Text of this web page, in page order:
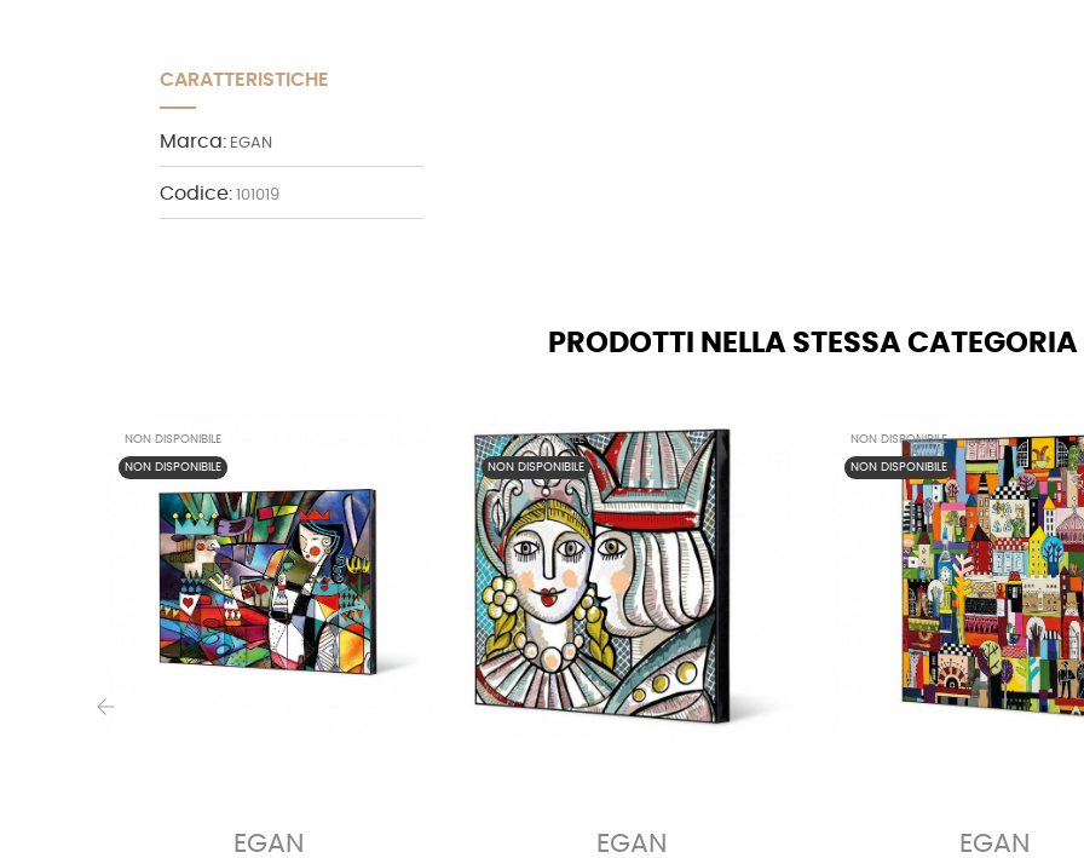
CARATTERISTICHE
Marca: EGAN
Codice: 101019
PRODOTTI NELLA STESSA CATEGORIA
NON DISPONIBILE
NON DISPONIBILE
EGAN
NON DISPONIBILE
NON DISPONIBILE
EGAN
NON DISPONIBILE
NON DISPONIBILE
EGAN